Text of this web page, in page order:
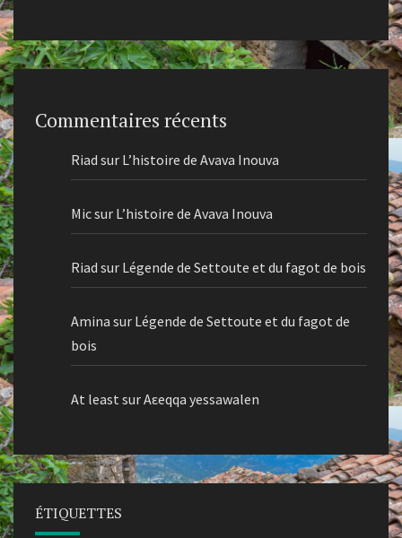
Commentaires récents
Riad sur L’histoire de Avava Inouva
Micsur L’histoire de Avava Inouva
Riad sur Légende de Settoute et du fagot de bois
Amina sur Légende de Settoute et du fagot de
bois
At least surAεeqqa yessawalen
ÉTIQUETTES